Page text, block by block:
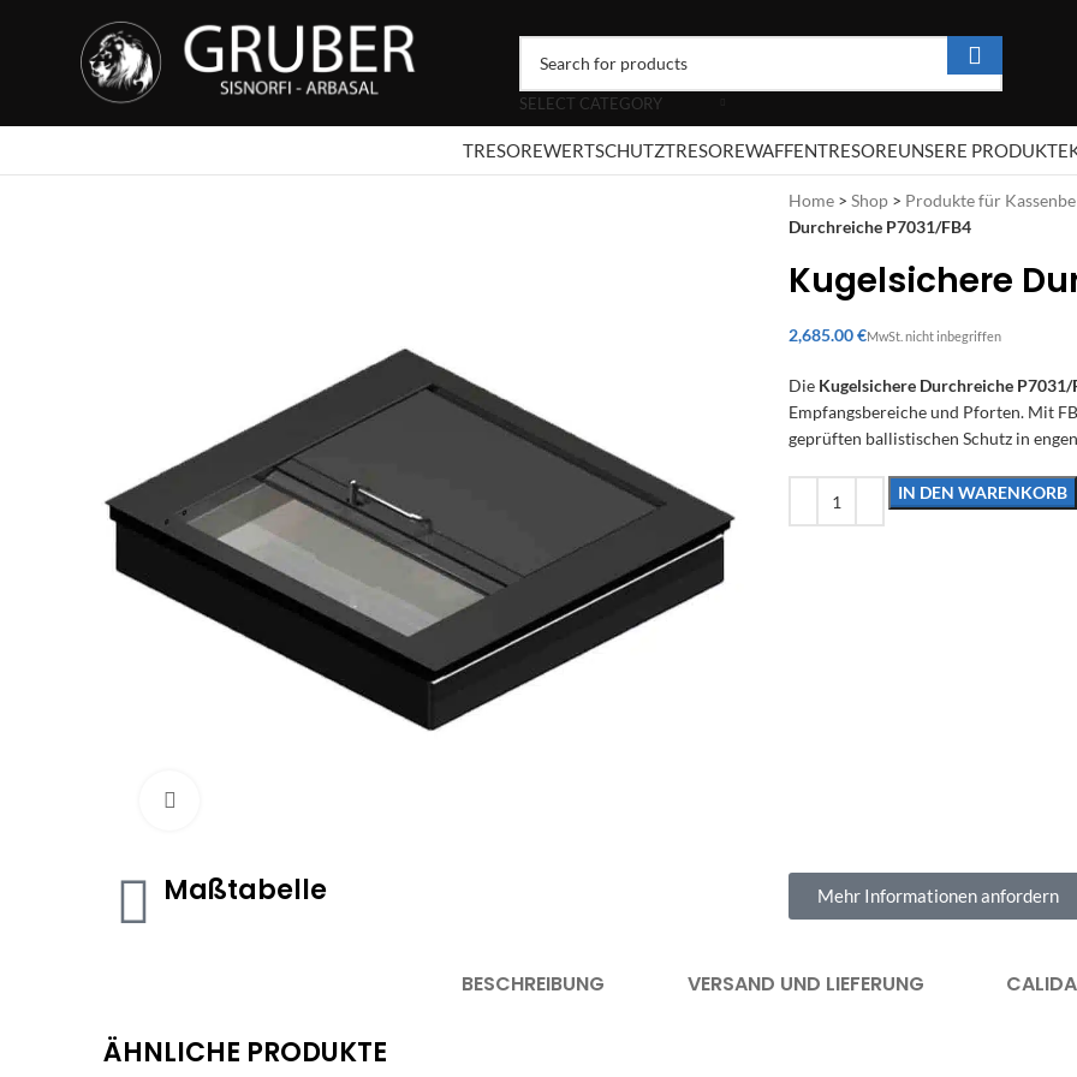
SELECT CATEGORY
TRESOREWERTSCHUTZTRESOREWAFFENTRESOREUNSERE PRODUKTE
Home > Shop > Produkte für
Durchreiche P7031/FB4
Kugelsichere
€
Die Kugelsichere Durchreiche P7031/
Empfangsbereiche und Pforten. Mit
geprüften ballistischen Schutz in
IN DEN WARENKORB
Maßtabelle Mehr Informationen anfordern
BESCHREIBUNG VERSAND UND LIEFERUNG
ÄHNLICHE PRODUKTE